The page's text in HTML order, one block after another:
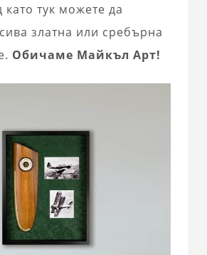
като тук можете да
златна или сребърна
Обичаме Майкъл Арт!